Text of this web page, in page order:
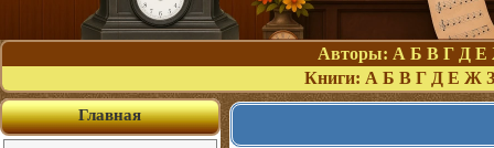
Авторы: А Б В Г Д Е
Книги: А Б В Г Д Е Ж З
Главная